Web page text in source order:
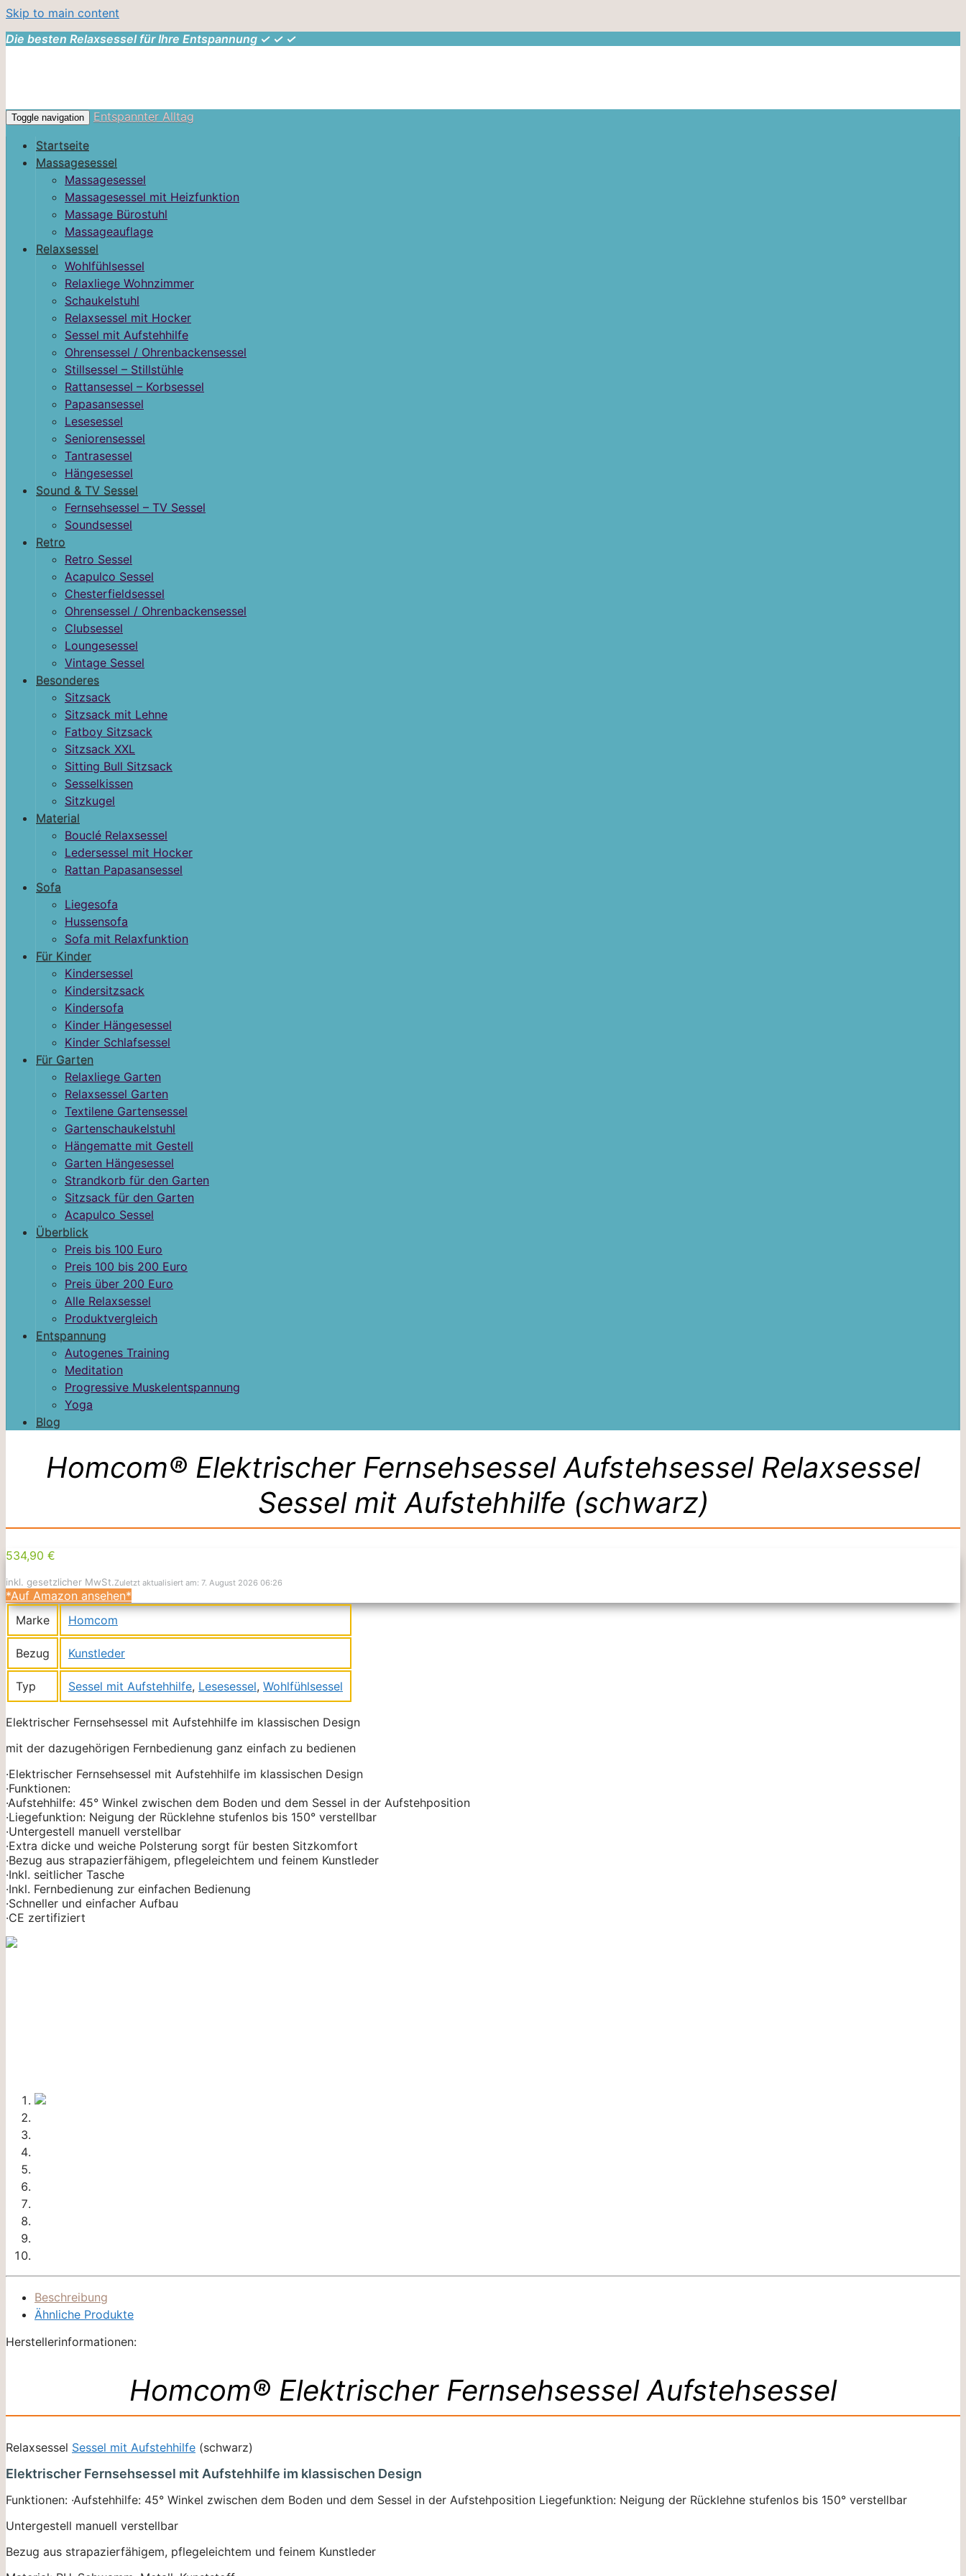
Skip to main content
Die besten Relaxsessel für Ihre Entspannung ✓ ✓ ✓
Toggle navigation
Entspannter Alltag
Startseite
Massagesessel
Massagesessel
Massagesessel mit Heizfunktion
Massage Bürostuhl
Massageauflage
Relaxsessel
Wohlfühlsessel
Relaxliege Wohnzimmer
Schaukelstuhl
Relaxsessel mit Hocker
Sessel mit Aufstehhilfe
Ohrensessel / Ohrenbackensessel
Stillsessel – Stillstühle
Rattansessel – Korbsessel
Papasansessel
Lesesessel
Seniorensessel
Tantrasessel
Hängesessel
Sound & TV Sessel
Fernsehsessel – TV Sessel
Soundsessel
Retro
Retro Sessel
Acapulco Sessel
Chesterfieldsessel
Ohrensessel / Ohrenbackensessel
Clubsessel
Loungesessel
Vintage Sessel
Besonderes
Sitzsack
Sitzsack mit Lehne
Fatboy Sitzsack
Sitzsack XXL
Sitting Bull Sitzsack
Sesselkissen
Sitzkugel
Material
Bouclé Relaxsessel
Ledersessel mit Hocker
Rattan Papasansessel
Sofa
Liegesofa
Hussensofa
Sofa mit Relaxfunktion
Für Kinder
Kindersessel
Kindersitzsack
Kindersofa
Kinder Hängesessel
Kinder Schlafsessel
Für Garten
Relaxliege Garten
Relaxsessel Garten
Textilene Gartensessel
Gartenschaukelstuhl
Hängematte mit Gestell
Garten Hängesessel
Strandkorb für den Garten
Sitzsack für den Garten
Acapulco Sessel
Überblick
Preis bis 100 Euro
Preis 100 bis 200 Euro
Preis über 200 Euro
Alle Relaxsessel
Produktvergleich
Entspannung
Autogenes Training
Meditation
Progressive Muskelentspannung
Yoga
Blog
Homcom® Elektrischer Fernsehsessel Aufstehsessel Relaxsessel
Sessel mit Aufstehhilfe (schwarz)
534,90 €
inkl. gesetzlicher MwSt.Zuletzt aktualisiert am: 7. August 2026 06:26
*Auf Amazon ansehen*
Marke
Homcom
Bezug Kunstleder
Typ Sessel mit Aufstehhilfe, Lesesessel, Wohlfühlsessel
Elektrischer Fernsehsessel mit Aufstehhilfe im klassischen Design
mit der dazugehörigen Fernbedienung ganz einfach zu bedienen
·Elektrischer Fernsehsessel mit Aufstehhilfe im klassischen Design
·Funktionen:
·Aufstehhilfe: 45° Winkel zwischen dem Boden und dem Sessel in der Aufstehposition
·Liegefunktion: Neigung der Rücklehne stufenlos bis 150° verstellbar
·Untergestell manuell verstellbar
·Extra dicke und weiche Polsterung sorgt für besten Sitzkomfort
·Bezug aus strapazierfähigem, pflegeleichtem und feinem Kunstleder
·Inkl. seitlicher Tasche
·Inkl. Fernbedienung zur einfachen Bedienung
·Schneller und einfacher Aufbau
·CE zertifiziert
Beschreibung
Ähnliche Produkte
Herstellerinformationen:
Homcom® Elektrischer Fernsehsessel Aufstehsessel
Relaxsessel Sessel mit Aufstehhilfe (schwarz)
Elektrischer Fernsehsessel mit Aufstehhilfe im klassischen Design
Funktionen: ·Aufstehhilfe: 45° Winkel zwischen dem Boden und dem Sessel in der Aufstehposition Liegefunktion: Neigung der Rücklehne stufenlos bis 150° verstellbar
Untergestell manuell verstellbar
Bezug aus strapazierfähigem, pflegeleichtem und feinem Kunstleder